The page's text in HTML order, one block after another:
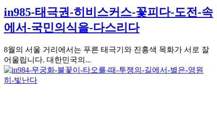
in985-태극권-히비스커스-꽃피다-도전-속
에서-국민의식을-다스리다
8월의 서울 거리에서는 푸른 태극기와 진홍색 목화가 서로 잘
어울립니다. 대한민국의...